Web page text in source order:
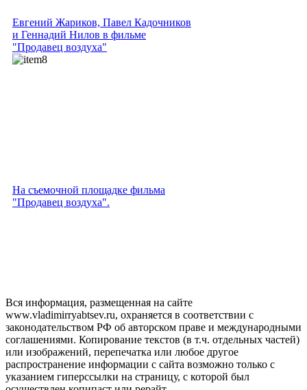
Евгений Жариков, Павел Кадочников
и Геннадий Нилов в фильме
"Продавец воздуха"
На съемочной площадке фильма
"Продавец воздуха".
Вся информация, размещенная на сайте
www.vladimirryabtsev.ru, охраняется в соответствии с
законодательством РФ об авторском праве и международными
соглашениями. Копирование текстов (в т.ч. отдельных частей)
или изображений, перепечатка или любое другое
распространение информации с сайта возможно только с
указанием гиперссылки на страницу, с которой был